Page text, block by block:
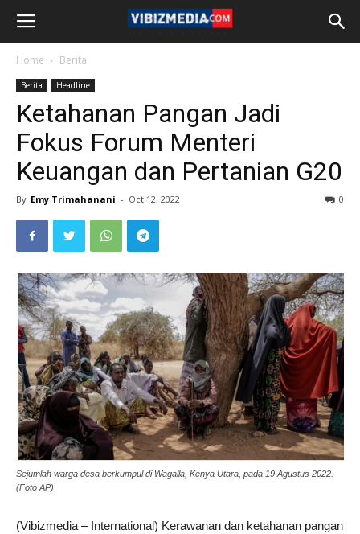
Home Berita
Berita Headline
Ketahanan Pangan Jadi
Fokus Forum Menteri
Keuangan dan Pertanian G20
By Emy Trimahanani - Oct 12, 2022 0
Sejumlah warga desa berkumpul di Wagalla, Kenya Utara, pada 19 Agustus 2022.
(Foto AP)
(Vibizmedia – International) Kerawanan dan ketahanan pangan